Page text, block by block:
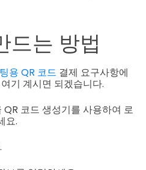
드는 방법
용 QR 코드 결제 요구사항에
기 계시면 되겠습니다.
코드 생성기를 사용하여 로
요.